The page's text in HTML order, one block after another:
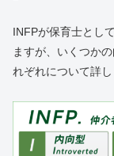
INFPが保育士とし
ますが、いくつか
れぞれについて詳し